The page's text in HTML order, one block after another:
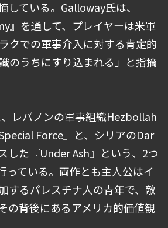
している。Galloway氏は、
』を通して、プレイヤーは米軍
クでの軍事介入に対する肯定的
のうちにすり込まれる」と指摘
レバノンの軍事組織Hezbollah
Force』と、シリアのDar
した『Under Ash』という、2つ
っている。両作とも主人公はイ
するパレスチナ人の青年で、敵
の背後にあるアメリカ的価値観